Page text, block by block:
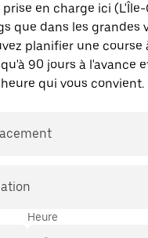
en charge ici
que dans les grandes
planifier une course
90 jours à l'avance
qui vous convient.
Heure